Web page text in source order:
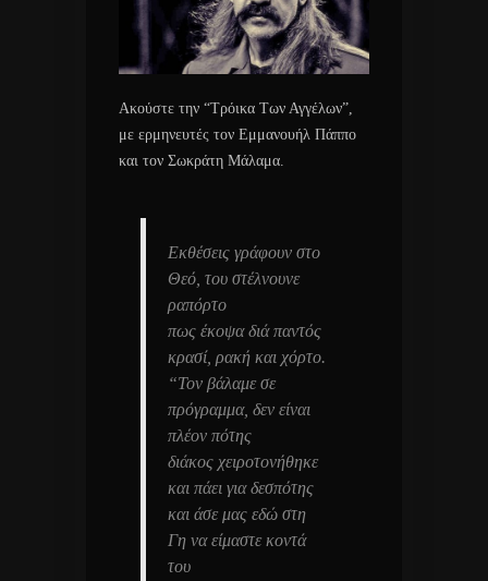
Ακούστε την “Τρόικα Των Αγγέλων”,
με ερμηνευτές τον Εμμανουήλ Πάππο
και τον Σωκράτη Μάλαμα.
Εκθέσεις γράφουν στο
Θεό, του στέλνουνε
ραπόρτο
πως έκοψα διά παντός
κρασί, ρακή και χόρτο.
“Τον βάλαμε σε
πρόγραμμα, δεν είναι
πλέον πότης
διάκος χειροτονήθηκε
και πάει για δεσπότης
και άσε μας εδώ στη
Γη να είμαστε κοντά
του